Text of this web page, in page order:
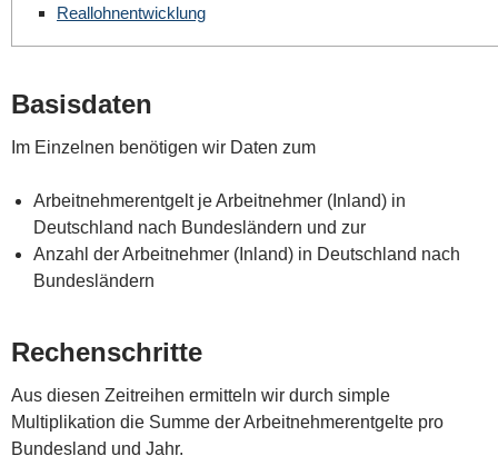
Reallohnentwicklung
Basisdaten
Im Einzelnen benötigen wir Daten zum
Arbeitnehmerentgelt je Arbeitnehmer (Inland) in
Deutschland nach Bundesländern und zur
Anzahl der Arbeitnehmer (Inland) in Deutschland nach
Bundesländern
Rechenschritte
Aus diesen Zeitreihen ermitteln wir durch simple
Multiplikation die Summe der Arbeitnehmerentgelte pro
Bundesland und Jahr.